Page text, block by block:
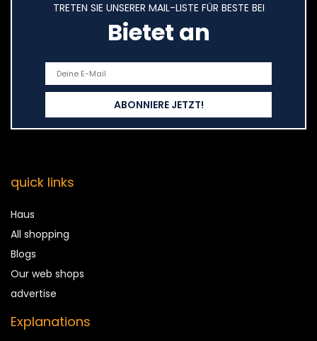
TRETEN SIE UNSERER MAIL-LISTE FÜR BESTE BEI
Bietet an
quick links
Haus
All shopping
Blogs
Our web shops
advertise
Explanations